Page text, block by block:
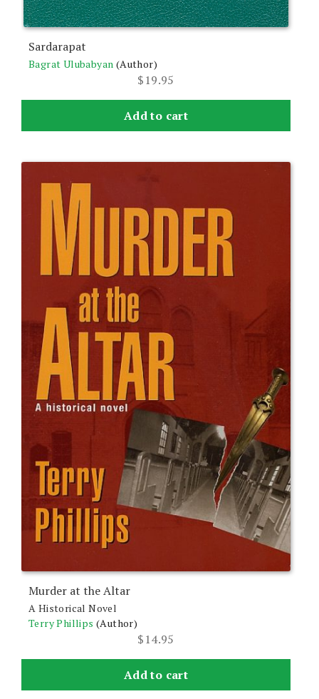
Sardarapat
Bagrat Ulubabyan (Author)
$19.95
Add to cart
Murder at the Altar
A Historical Novel
Terry Phillips (Author)
$14.95
Add to cart